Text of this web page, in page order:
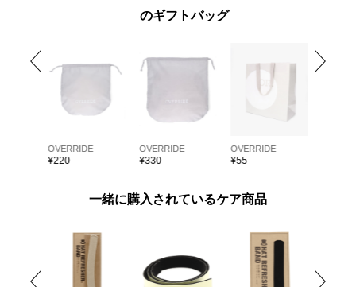
のギフトバッグ
OVERRIDE
¥220
OVERRIDE
¥330
OVERRIDE
¥55
一緒に購入されているケア商品